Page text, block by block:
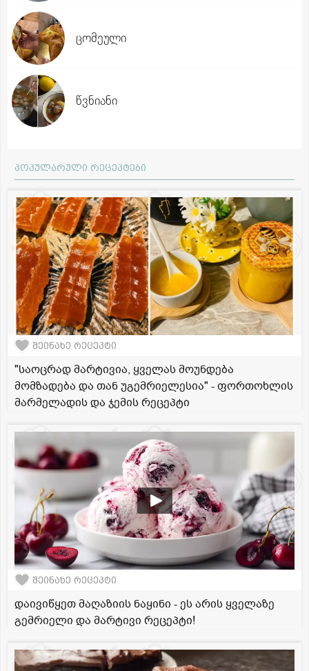
ცომეული
წვნიანი
პოპულარული რეცეპტები
შეინახე რეცეპტი
"საოცრად მარტივია, ყველას მოუნდება
მომზადება და თან უგემრიელესია" - ფორთოხლის
მარმელადის და ჯემის რეცეპტი
შეინახე რეცეპტი
დაივიწყეთ მაღაზიის ნაყინი - ეს არის ყველაზე
გემრიელი და მარტივი რეცეპტი!